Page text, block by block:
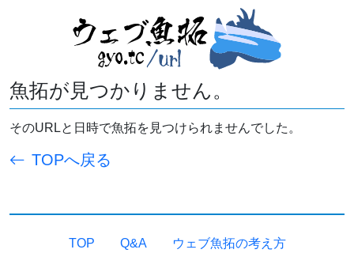
魚拓が見つかりません。
そのURLと日時で魚拓を見つけられませんでした。
TOPへ戻る
TOP Q&A ウェブ魚拓の考え方